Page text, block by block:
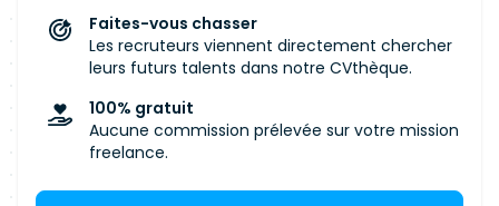
Faites-vous chasser
Les recruteurs viennent directement chercher
leurs futurs talents dans notre CVthèque.
100% gratuit
Aucune commission prélevée sur votre mission
freelance.